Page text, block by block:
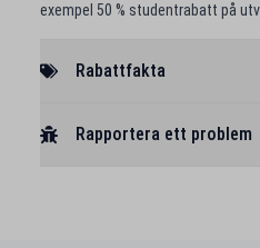
exempel 50 % studentrabatt på
Rabattfakta
Rapportera ett problem